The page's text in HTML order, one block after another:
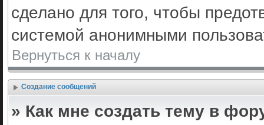
сделано для того, чтобы
системой анонимными
Вернуться к началу
Создание сообщений
» Как мне создать тему в